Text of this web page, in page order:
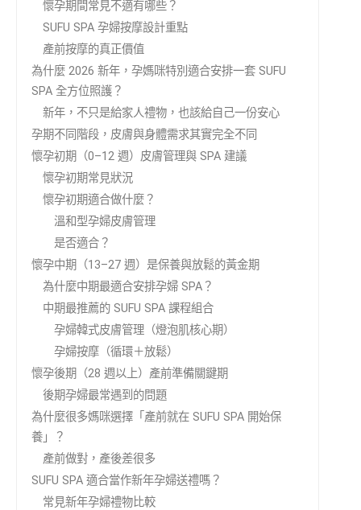
懷孕期間常見不適有哪些？
SUFU SPA 孕婦按摩設計重點
產前按摩的真正價值
為什麼 2026 新年，孕媽咪特別適合安排一套 SUFU
SPA 全方位照護？
新年，不只是給家人禮物，也該給自己一份安心
孕期不同階段，皮膚與身體需求其實完全不同
懷孕初期（0–12 週）皮膚管理與 SPA 建議
懷孕初期常見狀況
懷孕初期適合做什麼？
溫和型孕婦皮膚管理
是否適合？
懷孕中期（13–27 週）是保養與放鬆的黃金期
為什麼中期最適合安排孕婦 SPA？
中期最推薦的 SUFU SPA 課程組合
孕婦韓式皮膚管理（燈泡肌核心期）
孕婦按摩（循環＋放鬆）
懷孕後期（28 週以上）產前準備關鍵期
後期孕婦最常遇到的問題
為什麼很多媽咪選擇「產前就在 SUFU SPA 開始保
養」？
產前做對，產後差很多
SUFU SPA 適合當作新年孕婦送禮嗎？
常見新年孕婦禮物比較